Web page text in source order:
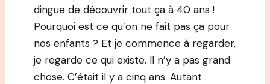
dingue de découvrir tout ça à 40 ans !
Pourquoi est ce qu’on ne fait pas ça pour
nos enfants ? Et je commence à regarder,
je regarde ce qui existe. Il n’y a pas grand
chose. C’était il y a cinq ans. Autant